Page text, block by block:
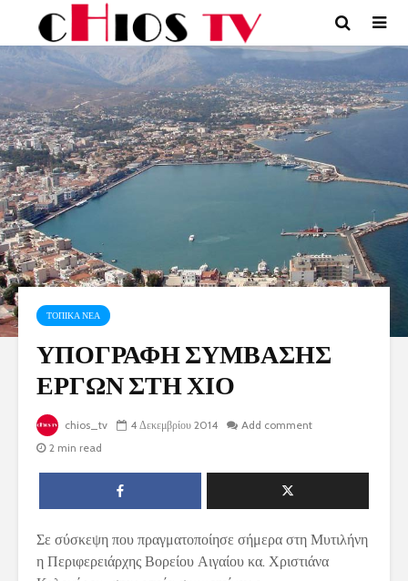
ΤΟΠΙΚΑ ΝΕΑ
ΥΠΟΓΡΑΦΗ ΣΥΜΒΑΣΗΣ
ΕΡΓΩΝ ΣΤΗ ΧΙΟ
chios_tv 4 Δεκεμβρίου 2014
Add comment
2 min read
Σε σύσκεψη που πραγματοποίησε σήμερα στη Μυτιλήνη
η Περιφερειάρχης Βορείου Αιγαίου κα. Χριστιάνα